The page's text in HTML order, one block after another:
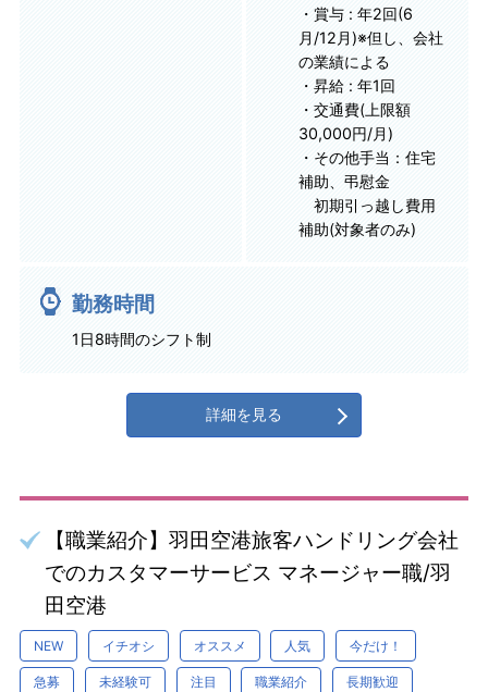
・賞与 : 年2回(6
月/12月)※但し、会社
の業績による
・昇給 : 年1回
・交通費(上限額
30,000円/月)
・その他手当：住宅
補助、弔慰金
初期引っ越し費用
補助(対象者のみ)
勤務時間
1日8時間のシフト制
詳細を見る
【職業紹介】羽田空港旅客ハンドリング会社
でのカスタマーサービス マネージャー職/羽
田空港
NEW イチオシ オススメ 人気 今だけ！
急募 未経験可 注目 職業紹介
長期歓迎